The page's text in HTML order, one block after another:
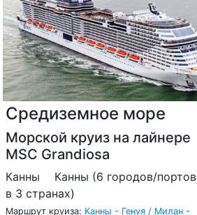
Средиземное море
Морской круиз на лайнере
MSC Grandiosa
Канны
Канны (6 городов/портов
в 3 странах)
Маршрут круиза: Канны - Генуя / Милан -